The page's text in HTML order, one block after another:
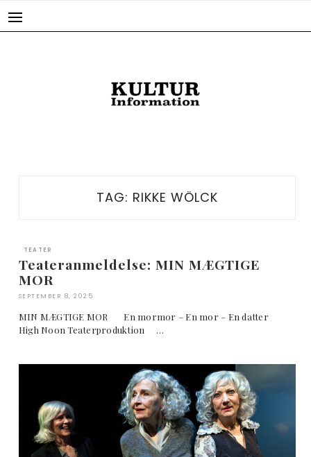
TAG: RIKKE WÖLCK
TEATER
Teateranmeldelse: MIN MÆGTIGE
MOR
SEPTEMBER 8, 2025
MIN MÆGTIGE MOR En mormor – En mor – En datter
High Noon Teaterproduktion …